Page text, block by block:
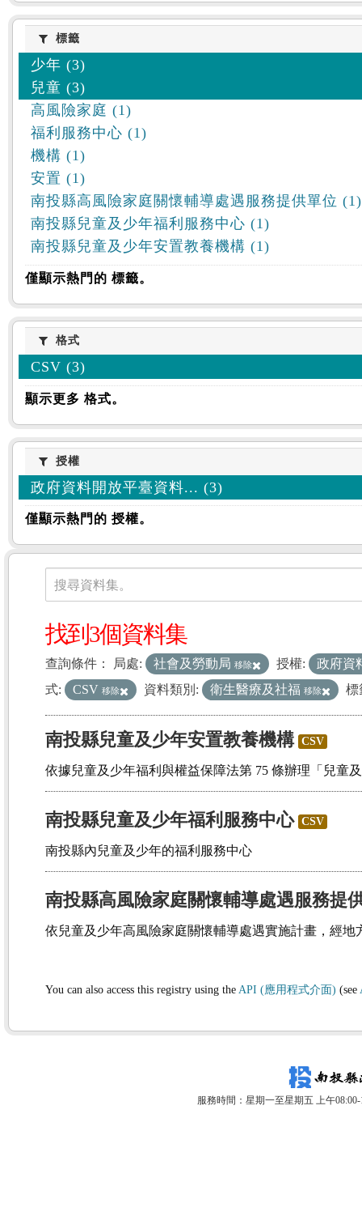
標籤標籤
少年 (3)
兒童 (3)
高風險家庭 (1)
福利服務中心 (1)
機構 (1)
安置 (1)
南投縣高風險家庭關懷輔導處遇服務提供單位 (1)
南投縣兒童及少年福利服務中心 (1)
南投縣兒童及少年安置教養機構 (1)
僅顯示熱門的 標籤。
格式格式
CSV (3)
顯示更多 格式。
授權授權
政府資料開放平臺資料... (3)
僅顯示熱門的 授權。
資料集
搜尋資料集。
找到3個資料集
查詢條件： 局處: 社會及勞動局 移除 授權:
政府資
式:
CSV 移除 資料類別: 衛生醫療及社福 移除 標
南投縣兒童及少年安置教養機構 CSV
依據兒童及少年福利與權益保障法第 75 條辦理「兒童
南投縣兒童及少年福利服務中心 CSV
南投縣內兒童及少年的福利服務中心
南投縣高風險家庭關懷輔導處遇服務提
依兒童及少年高風險家庭關懷輔導處遇實施計畫，經地
You can also access this registry using the API (應用程式介面) (see
服務時間：星期一至星期五 上午